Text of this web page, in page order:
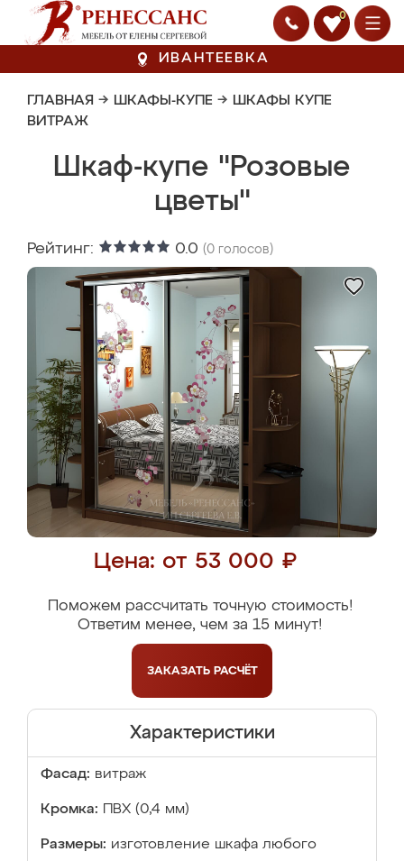
0
ИВАНТЕЕВКА
ГЛАВНАЯ → ШКАФЫ-КУПЕ → ШКАФЫ КУПЕ
ВИТРАЖ
Шкаф-купе "Розовые
цветы"
Рейтинг: 0.0 (0 голосов)
Цена: от 53 000 ₽
Поможем рассчитать точную стоимость!
Ответим менее, чем за 15 минут!
ЗАКАЗАТЬ РАСЧЁТ
Характеристики
Фасад: витраж
Кромка: ПВХ (0,4 мм)
Размеры: изготовление шкафа любого